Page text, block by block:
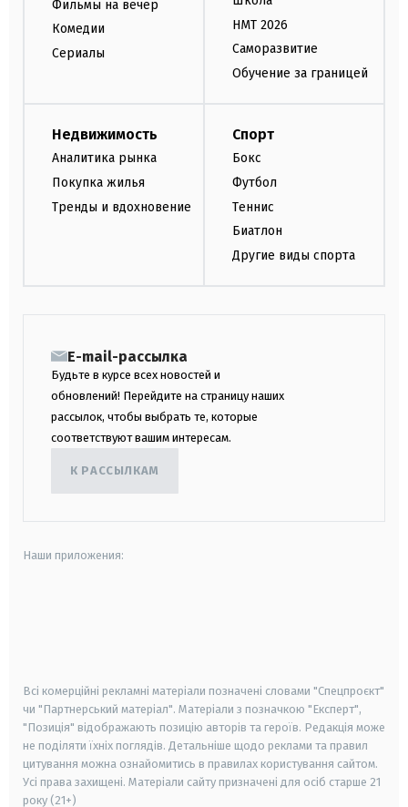
Фильмы на вечер
Комедии
Сериалы
НМТ 2026
Саморазвитие
Обучение за границей
Недвижимость
Аналитика рынка
Покупка жилья
Тренды и вдохновение
Спорт
Бокс
Футбол
Теннис
Биатлон
Другие виды спорта
E-mail-рассылка
Будьте в курсе всех новостей и
обновлений! Перейдите на страницу наших
рассылок, чтобы выбрать те, которые
соответствуют вашим интересам.
К РАССЫЛКАМ
Наши приложения:
Всі комерційні рекламні матеріали позначені словами "Спецпроєкт"
чи "Партнерський матеріал". Матеріали з позначкою "Експерт",
"Позиція" відображають позицію авторів та героїв. Редакція може
не поділяти їхніх поглядів. Детальніше щодо реклами та правил
цитування можна ознайомитись в правилах користування сайтом.
Усі права захищені. Матеріали сайту призначені для осіб старше 21
року (21+)